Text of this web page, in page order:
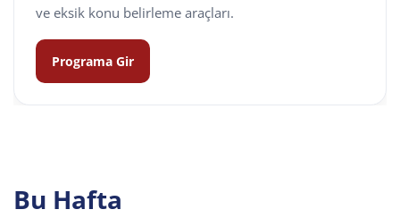
ve eksik konu belirleme araçları.
Programa Gir
Bu Hafta